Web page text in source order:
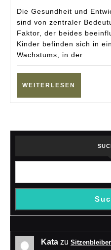
Wie
die
Die Gesundheit und
sind von zentraler
Faktor, der beides
Kinder befinden sich in
Wachstums, in der
WEITERLESEN
Kata zu